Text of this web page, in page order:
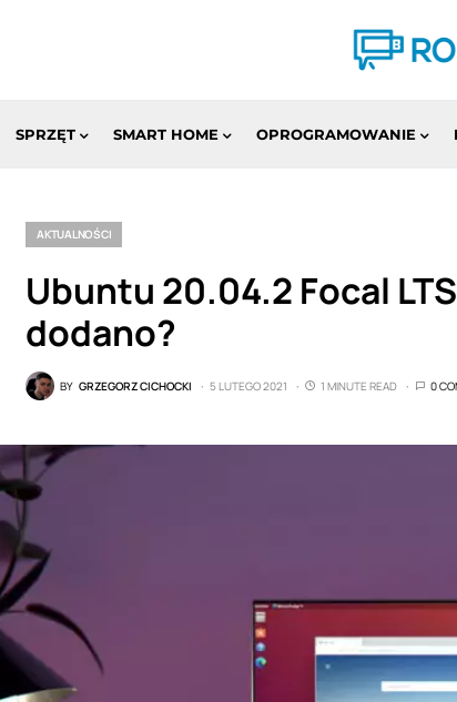
SPRZĘT SMART HOME OPROGRAMOWANIE
AKTUALNOŚCI
Ubuntu 20.04.2 Focal
dodano?
BY GRZEGORZ CICHOCKI 5 LUTEGO 2021 1 MINUTE READ 0